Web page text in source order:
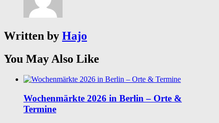
Written by Hajo
You May Also Like
Wochenmärkte 2026 in Berlin – Orte &
Termine